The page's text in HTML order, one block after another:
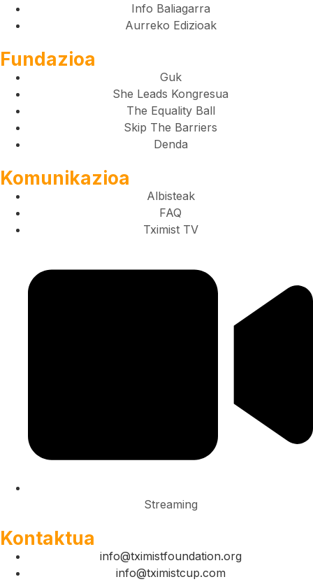
Info Baliagarra
Aurreko Edizioak
Fundazioa
Guk
She Leads Kongresua
The Equality Ball
Skip The Barriers
Denda
Komunikazioa
Albisteak
FAQ
Tximist TV
Streaming
Kontaktua
info@tximistfoundation.org
info@tximistcup.com